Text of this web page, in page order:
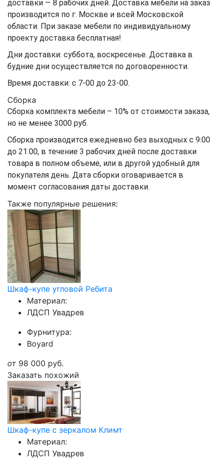
доставки — 8 рабочих дней. Доставка мебели на заказ
производится по г. Москве и всей Московской
области. При заказе мебели по индивидуальному
проекту доставка бесплатная!
Дни доставки: суббота, воскресенье. Доставка в
будние дни осуществляется по договоренности.
Время доставки: с 7-00 до 23-00.
Сборка
Сборка комплекта мебели – 10% от стоимости заказа,
но не менее 3000 руб.
Сборка производится ежедневно без выходных с 9:00
до 21:00, в течение 3 рабочих дней после доставки
товара в полном объеме, или в другой удобный для
покупателя день. Дата сборки оговаривается в
момент согласования даты доставки.
Также популярные решения:
Шкаф-купе угловой Ребита
Материал:
ЛДСП Увадрев
Фурнитура:
Boyard
от 98 000 руб.
Заказать похожий
Шкаф-купе с зеркалом Климт
Материал:
ЛДСП Увадрев